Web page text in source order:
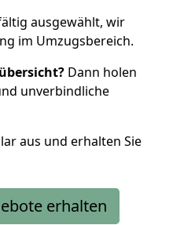
ausgewählt, wir
im Umzugsbereich.
Dann holen
unverbindliche
aus und erhalten Sie
erhalten